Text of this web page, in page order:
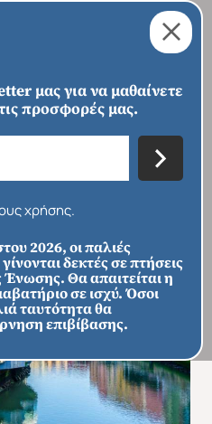
μας για να μαθαίνετε
προσφορές μας.
χρήσης.
2026, οι παλιές
δεκτές σε πτήσεις
Θα απαιτείται η
σε ισχύ. Όσοι
ταυτότητα θα
επιβίβασης.
› ΕΥΡΏΠΗ › ΙΣΠΑΝΊΑ
των Βάσκων